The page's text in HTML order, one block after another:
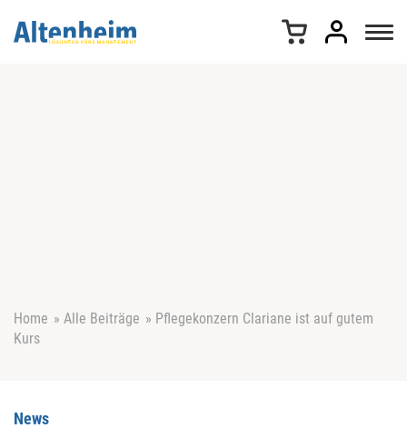
Home » Alle Beiträge » Pflegekonzern Clariane ist auf gutem
Kurs
News